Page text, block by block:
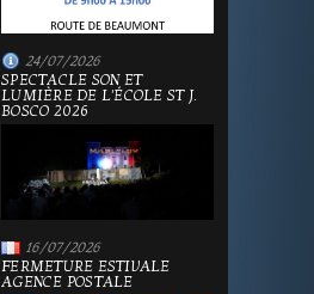
24/07/2026
SPECTACLE SON ET
LUMIÈRE DE L'ÉCOLE ST J.
BOSCO 2026
16/07/2026
FERMETURE ESTIVALE
AGENCE POSTALE